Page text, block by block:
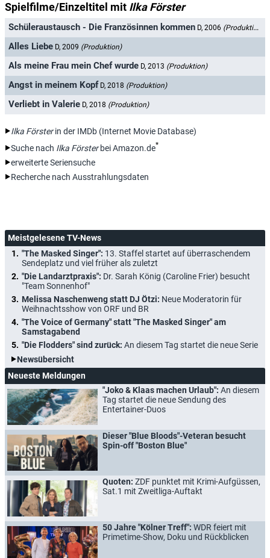
Spielfilme/Einzeltitel mit Ilka Förster
Schüleraustausch - Die Französinnen kommen D, 2006 (Produktion)
Alles Liebe D, 2009 (Produktion)
Als meine Frau mein Chef wurde D, 2013 (Produktion)
Angst in meinem Kopf D, 2018 (Produktion)
Verliebt in Valerie D, 2018 (Produktion)
Ilka Försterin der IMDb (Internet Movie Database)
Suche nach Ilka Försterbei Amazon.de*
erweiterte Seriensuche
Recherche nach Ausstrahlungsdaten
Meistgelesene TV-News
"The Masked Singer": 13. Staffel startet auf überraschendem
Sendeplatz und viel früher als zuletzt
"Die Landarztpraxis": Dr. Sarah König (Caroline Frier) besucht
"Team Sonnenhof"
Melissa Naschenweng statt DJ Ötzi: Neue Moderatorin für
Weihnachtsshow von ORF und BR
"The Voice of Germany" statt "The Masked Singer" am
Samstagabend
"Die Flodders" sind zurück: An diesem Tag startet die neue Serie
Newsübersicht
Neueste Meldungen
"Joko & Klaas machen Urlaub": An diesem
Tag startet die neue Sendung des
Entertainer-Duos
Dieser "Blue Bloods"-Veteran besucht
Spin-off "Boston Blue"
Quoten: ZDF punktet mit Krimi-Aufgüssen,
Sat.1 mit Zweitliga-Auftakt
50 Jahre "Kölner Treff": WDR feiert mit
Primetime-Show, Doku und Rückblicken